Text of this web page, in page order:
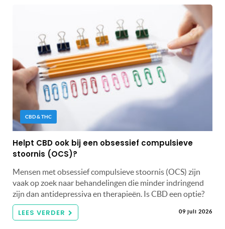
CBD & THC
Helpt CBD ook bij een obsessief compulsieve
stoornis (OCS)?
Mensen met obsessief compulsieve stoornis (OCS) zijn
vaak op zoek naar behandelingen die minder indringend
zijn dan antidepressiva en therapieën. Is CBD een optie?
LEES VERDER 09 juli 2026